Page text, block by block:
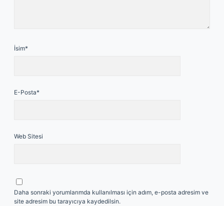
İsim*
E-Posta*
Web Sitesi
Daha sonraki yorumlarımda kullanılması için adım, e-posta adresim ve
site adresim bu tarayıcıya kaydedilsin.